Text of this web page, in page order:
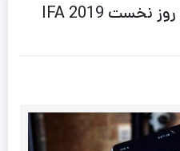
گلکسی فولد ۲ احتمالا در روز نخست IFA 2019